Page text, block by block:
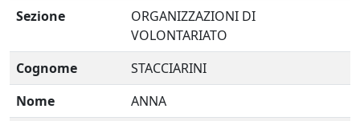
Sezione
ORGANIZZAZIONI DI
VOLONTARIATO
Cognome
STACCIARINI
Nome
ANNA